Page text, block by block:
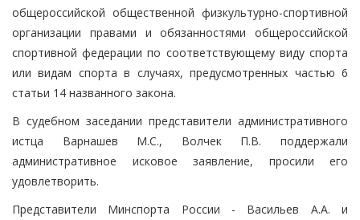
общероссийской общественной физкультурно-спортивной
организации правами и обязанностями общероссийской
спортивной федерации по соответствующему виду спорта
или видам спорта в случаях, предусмотренных частью 6
статьи 14 названного закона.
В судебном заседании представители административного
истца Варнашев М.С., Волчек П.В. поддержали
административное исковое заявление, просили его
удовлетворить.
Представители Минспорта России - Васильев А.А. и